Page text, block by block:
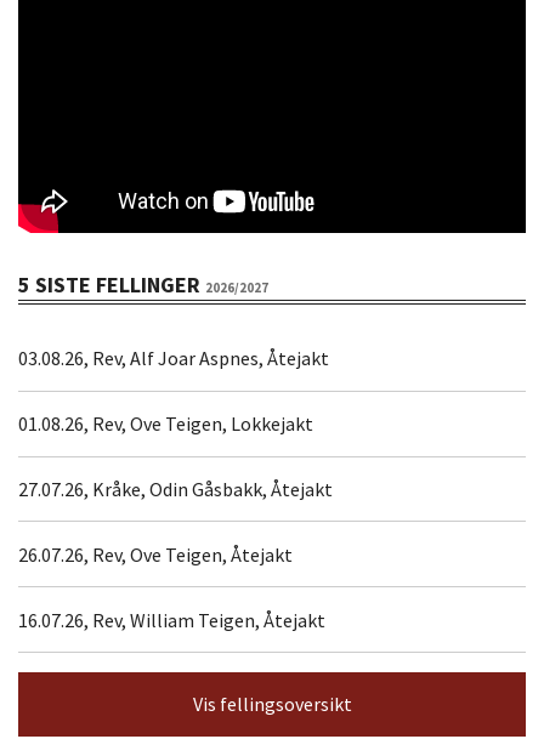
5 SISTE FELLINGER 2026/2027
03.08.26, Rev, Alf Joar Aspnes, Åtejakt
01.08.26, Rev, Ove Teigen, Lokkejakt
27.07.26, Kråke, Odin Gåsbakk, Åtejakt
26.07.26, Rev, Ove Teigen, Åtejakt
16.07.26, Rev, William Teigen, Åtejakt
Vis fellingsoversikt